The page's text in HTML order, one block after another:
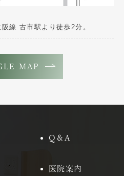
線 古市駅より徒歩2分。
MAP
Q＆A
医院案内